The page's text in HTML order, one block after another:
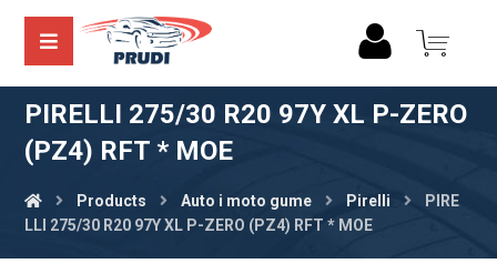
PIRELLI 275/30 R20 97Y XL P-ZERO
(PZ4) RFT * MOE
Products Auto i moto gume Pirelli
PIRE
LLI 275/30 R20 97Y XL P-ZERO (PZ4) RFT * MOE